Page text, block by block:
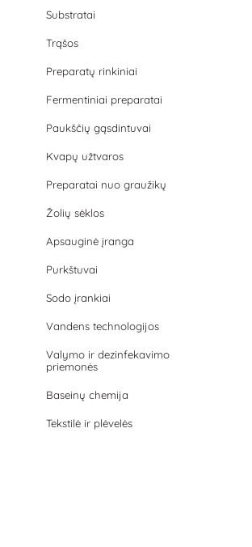
Substratai
Trąšos
Preparatų rinkiniai
Fermentiniai preparatai
Paukščių gąsdintuvai
Kvapų užtvaros
Preparatai nuo graužikų
Žolių sėklos
Apsauginė įranga
Purkštuvai
Sodo įrankiai
Vandens technologijos
Valymo ir dezinfekavimo
priemonės
Baseinų chemija
Tekstilė ir plėvelės